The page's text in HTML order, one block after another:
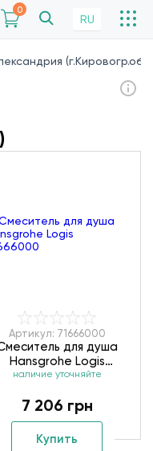
0
RU
Артикул: 71666000
для душа
Hansgrohe Logis
71666000
наличие уточняйте
7 206 грн
Купить